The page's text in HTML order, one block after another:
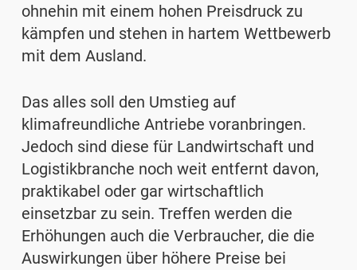
ohnehin mit einem hohen Preisdruck zu
kämpfen und stehen in hartem Wettbewerb
mit dem Ausland.
Das alles soll den Umstieg auf
klimafreundliche Antriebe voranbringen.
Jedoch sind diese für Landwirtschaft und
Logistikbranche noch weit entfernt davon,
praktikabel oder gar wirt­schaftlich
einsetzbar zu sein. Treffen werden die
Erhöhungen auch die Verbraucher, die die
Auswirkungen über höhere Preise bei